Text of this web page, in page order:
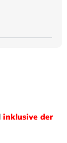
inklusive der